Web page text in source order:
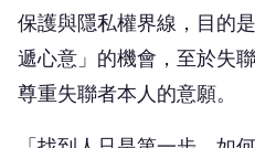
保護與隱私權界線，目的
遞心意」的機會，至於失
尊重失聯者本人的意願。